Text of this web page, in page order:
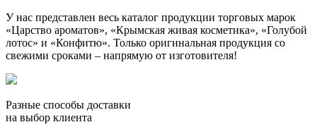
У нас представлен весь каталог продукции торговых марок
«Царство ароматов», «Крымская живая косметика», «Голубой
лотос» и «Конфитю». Только оригинальная продукция со
свежими сроками – напрямую от изготовителя!
Разные способы доставки
на выбор клиента